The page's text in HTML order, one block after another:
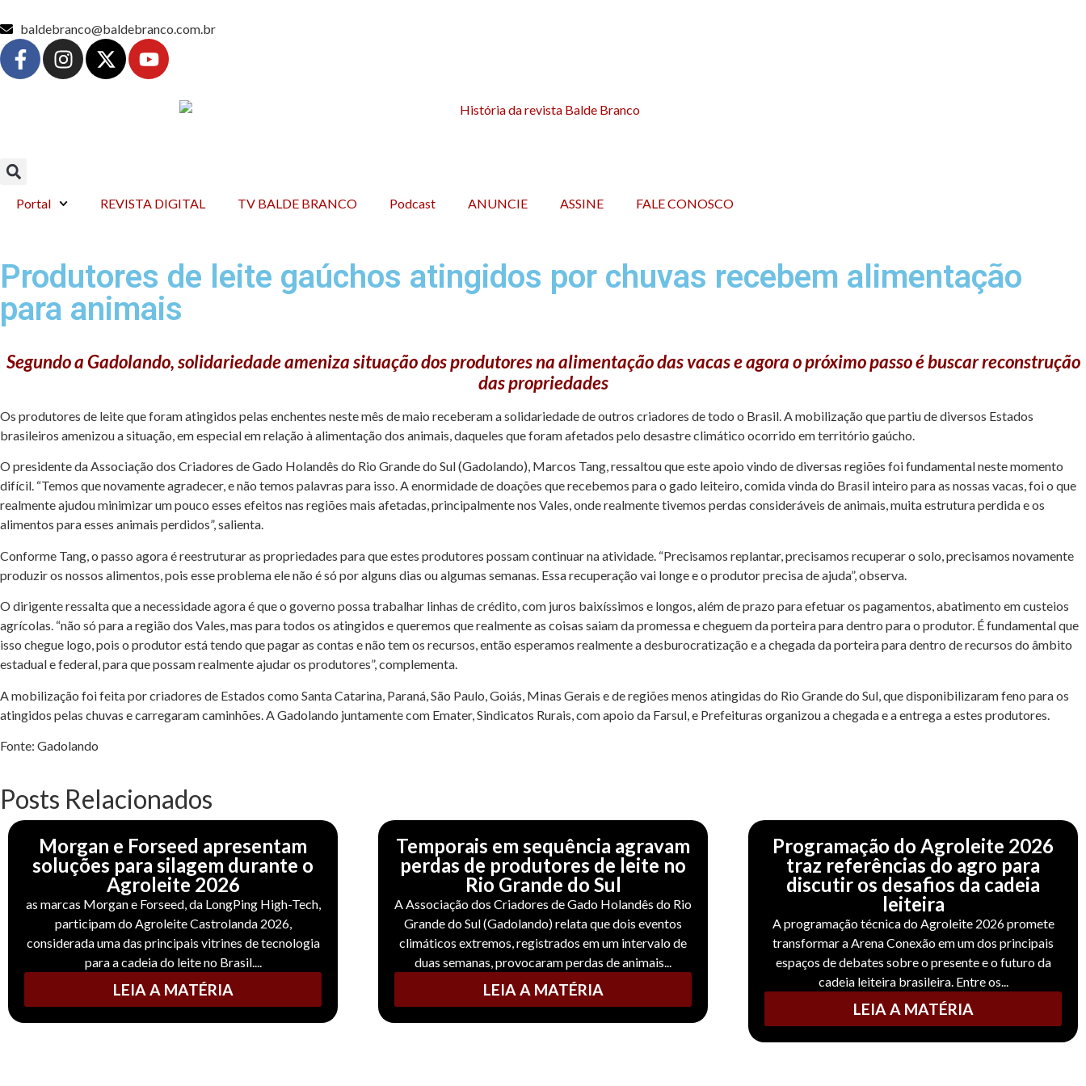
baldebranco@baldebranco.com.br
Portal REVISTA DIGITAL TV BALDE BRANCO Podcast ANUNCIE ASSINE FALE CONOSCO
Produtores de leite gaúchos atingidos por chuvas recebem alimentação
para animais
Segundo a Gadolando, solidariedade ameniza situação dos produtores na alimentação das vacas e agora o próximo passo é buscar reconstrução
das propriedades
Os produtores de leite que foram atingidos pelas enchentes neste mês de maio receberam a solidariedade de outros criadores de todo o Brasil. A mobilização que partiu de diversos Estados
brasileiros amenizou a situação, em especial em relação à alimentação dos animais, daqueles que foram afetados pelo desastre climático ocorrido em território gaúcho.
O presidente da Associação dos Criadores de Gado Holandês do Rio Grande do Sul (Gadolando), Marcos Tang, ressaltou que este apoio vindo de diversas regiões foi fundamental neste momento
difícil. “Temos que novamente agradecer, e não temos palavras para isso. A enormidade de doações que recebemos para o gado leiteiro, comida vinda do Brasil inteiro para as nossas vacas, foi o que
realmente ajudou minimizar um pouco esses efeitos nas regiões mais afetadas, principalmente nos Vales, onde realmente tivemos perdas consideráveis de animais, muita estrutura perdida e os
alimentos para esses animais perdidos”, salienta.
Conforme Tang, o passo agora é reestruturar as propriedades para que estes produtores possam continuar na atividade. “Precisamos replantar, precisamos recuperar o solo, precisamos novamente
produzir os nossos alimentos, pois esse problema ele não é só por alguns dias ou algumas semanas. Essa recuperação vai longe e o produtor precisa de ajuda”, observa.
O dirigente ressalta que a necessidade agora é que o governo possa trabalhar linhas de crédito, com juros baixíssimos e longos, além de prazo para efetuar os pagamentos, abatimento em custeios
agrícolas. “não só para a região dos Vales, mas para todos os atingidos e queremos que realmente as coisas saiam da promessa e cheguem da porteira para dentro para o produtor. É fundamental que
isso chegue logo, pois o produtor está tendo que pagar as contas e não tem os recursos, então esperamos realmente a desburocratização e a chegada da porteira para dentro de recursos do âmbito
estadual e federal, para que possam realmente ajudar os produtores”, complementa.
A mobilização foi feita por criadores de Estados como Santa Catarina, Paraná, São Paulo, Goiás, Minas Gerais e de regiões menos atingidas do Rio Grande do Sul, que disponibilizaram feno para os
atingidos pelas chuvas e carregaram caminhões. A Gadolando juntamente com Emater, Sindicatos Rurais, com apoio da Farsul, e Prefeituras organizou a chegada e a entrega a estes produtores.
Fonte: Gadolando
Posts Relacionados
Morgan e Forseed apresentam
soluções para silagem durante o
Agroleite 2026
as marcas Morgan e Forseed, da LongPing High-Tech,
participam do Agroleite Castrolanda 2026,
considerada uma das principais vitrines de tecnologia
para a cadeia do leite no Brasil....
LEIA A MATÉRIA
Temporais em sequência agravam
perdas de produtores de leite no
Rio Grande do Sul
A Associação dos Criadores de Gado Holandês do Rio
Grande do Sul (Gadolando) relata que dois eventos
climáticos extremos, registrados em um intervalo de
duas semanas, provocaram perdas de animais...
LEIA A MATÉRIA
Programação do Agroleite 2026
traz referências do agro para
discutir os desafios da cadeia
leiteira
A programação técnica do Agroleite 2026 promete
transformar a Arena Conexão em um dos principais
espaços de debates sobre o presente e o futuro da
cadeia leiteira brasileira. Entre os...
LEIA A MATÉRIA